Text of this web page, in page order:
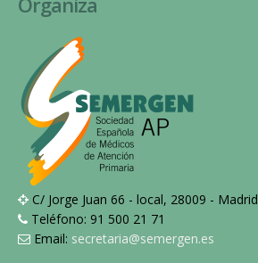
C/ Jorge Juan 66 - local, 28009 - Madrid
Teléfono: 91 500 21 71
Email: secretaria@semergen.es